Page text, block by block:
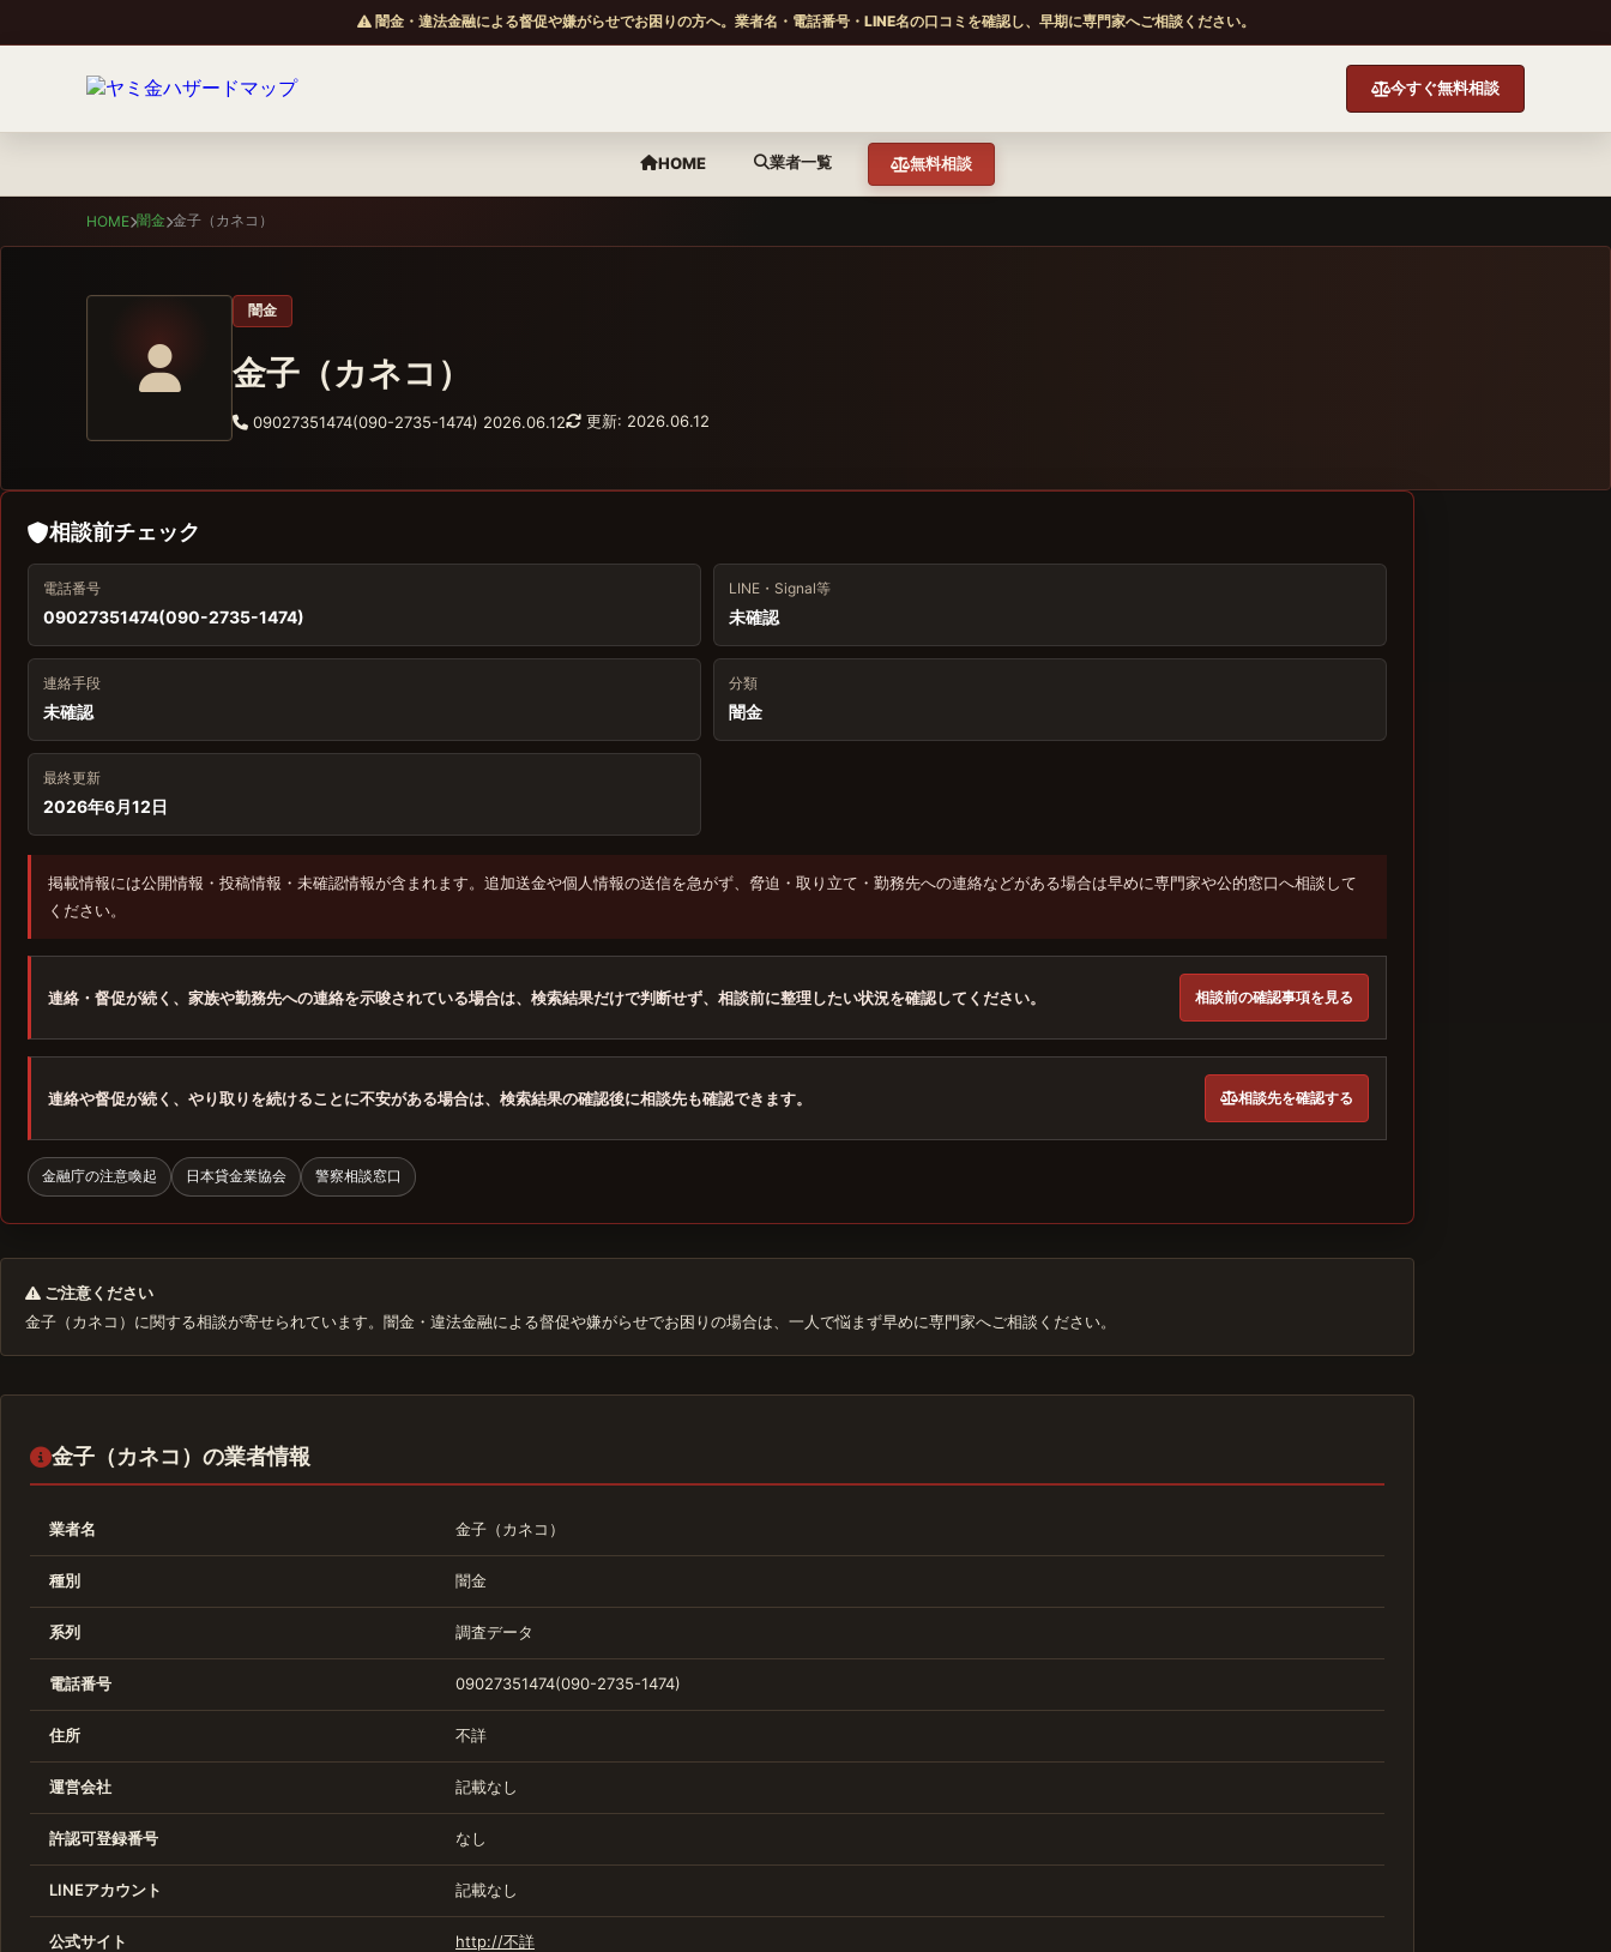
闇金・違法金融による督促や嫌がらせでお困りの方へ。業者名・電話番号・LINE名の口コミを確認し、早期に専門家へご相談ください。
今すぐ無料相談
HOME 業者一覧 無料相談
HOME 闇金 金子（カネコ）
闇金
金子（カネコ）
09027351474(090-2735-1474) 2026.06.12 更新: 2026.06.12
相談前チェック
電話番号
09027351474(090-2735-1474)
LINE・Signal等
未確認
連絡手段
未確認
分類
闇金
最終更新
2026年6月12日
掲載情報には公開情報・投稿情報・未確認情報が含まれます。追加送金や個人情報の送信を急がず、脅迫・取り立て・勤務先への連絡などがある場合は早めに専門家や公的窓口へ相談して
ください。
連絡・督促が続く、家族や勤務先への連絡を示唆されている場合は、検索結果だけで判断せず、相談前に整理したい状況を確認してください。 相談前の確認事項を見る
連絡や督促が続く、やり取りを続けることに不安がある場合は、検索結果の確認後に相談先も確認できます。 相談先を確認する
金融庁の注意喚起 日本貸金業協会 警察相談窓口
ご注意ください
金子（カネコ）に関する相談が寄せられています。闇金・違法金融による督促や嫌がらせでお困りの場合は、一人で悩まず早めに専門家へご相談ください。
金子（カネコ）の業者情報
業者名 金子（カネコ）
種別 闇金
系列 調査データ
電話番号 09027351474(090-2735-1474)
住所 不詳
運営会社 記載なし
許認可登録番号 なし
LINEアカウント 記載なし
公式サイト http://不詳